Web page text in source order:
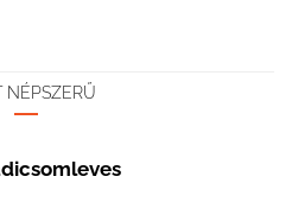
NÉPSZERŰ